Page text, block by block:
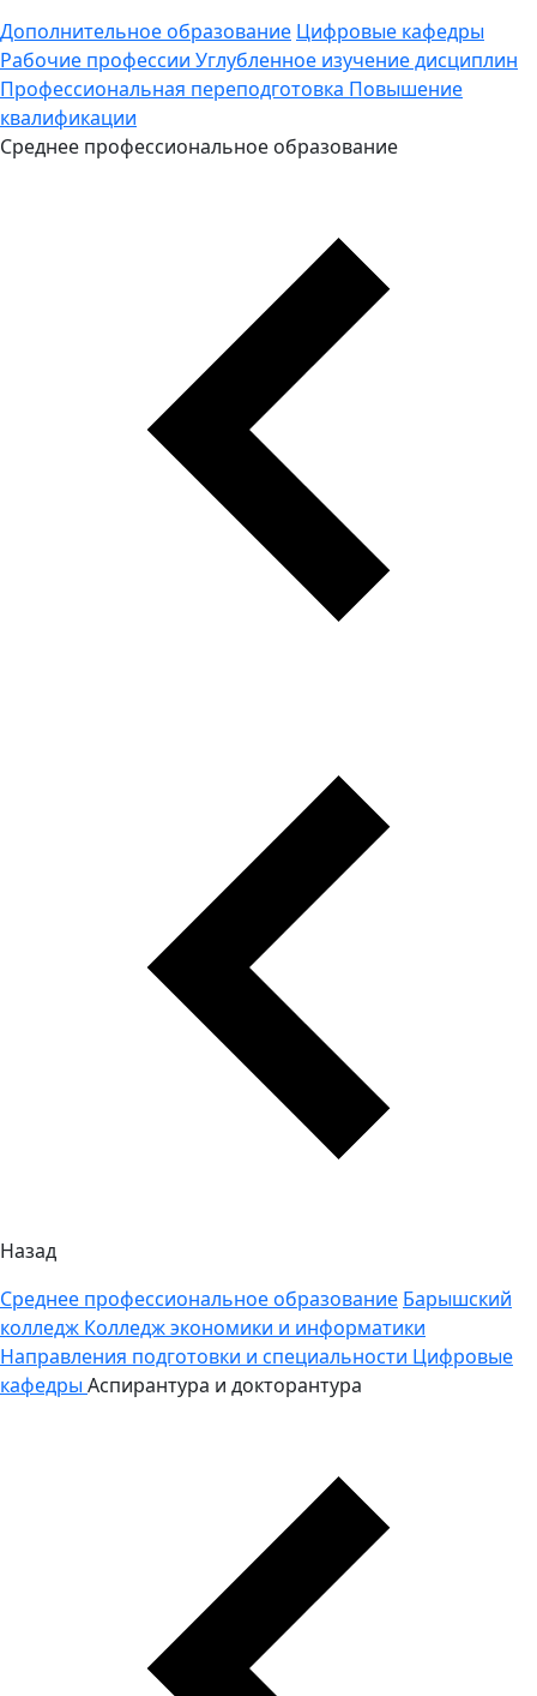
Дополнительное образование Цифровые кафедры
Рабочие профессии Углубленное изучение дисциплин
Профессиональная переподготовка Повышение
квалификации
Среднее профессиональное образование
Назад
Среднее профессиональное образование Барышский
колледж Колледж экономики и информатики
Направления подготовки и специальности Цифровые
кафедры Аспирантура и докторантура